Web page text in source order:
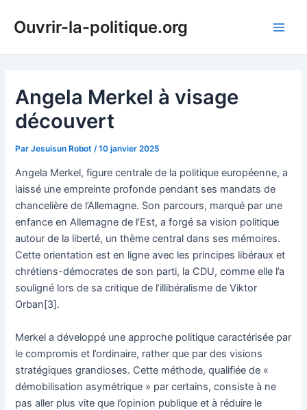
Ouvrir-la-politique.org
Angela Merkel à visage
découvert
ParJesuisun Robot /10 janvier 2025
Angela Merkel, figure centrale de la politique européenne, a
laissé une empreinte profonde pendant ses mandats de
chancelière de l’Allemagne. Son parcours, marqué par une
enfance en Allemagne de l’Est, a forgé sa vision politique
autour de la liberté, un thème central dans ses mémoires.
Cette orientation est en ligne avec les principes libéraux et
chrétiens-démocrates de son parti, la CDU, comme elle l’a
souligné lors de sa critique de l’illibéralisme de Viktor
Orban[3].
Merkel a développé une approche politique caractérisée par
le compromis et l’ordinaire, rather que par des visions
stratégiques grandioses. Cette méthode, qualifiée de «
démobilisation asymétrique » par certains, consiste à ne
pas aller plus vite que l’opinion publique et à réduire le